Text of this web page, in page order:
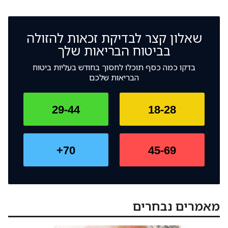
שאלון קצר לבדיקת זכאות להזולה
בביטוח הבריאות שלך
בדקו כמה כסף תוכלו לחסוך בחודש בעליות ביטוח
הבריאות שלכם
18-28
29-44
45-69
70+
מאמרים נבחרים